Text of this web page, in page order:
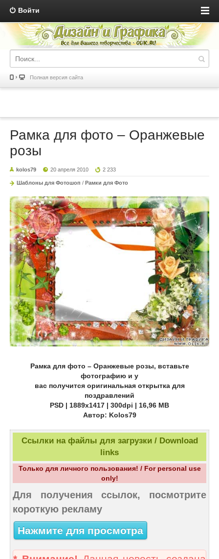
Войти
Полная версия сайта
Рамка для фото – Оранжевые
розы
kolos79 20 апреля 2010 2 233
Шаблоны для Фотошоп / Рамки для Фото
Рамка для фото – Оранжевые розы, вставьте
фотографию и у
вас получится оригинальная открытка для
поздравлений
PSD | 1889х1417 | 300dpi | 16,96 МB
Автор: Kolos79
Ссылки на файлы для загрузки / Download
links
Только для личного пользования! / For personal use
only!
Для получения ссылок, посмотрите
короткую рекламу
Нажмите для просмотра